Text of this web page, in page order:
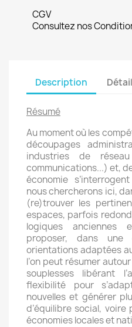
CGV
Consultez nos
Description
Résumé
Au moment où les
découpages
industries de
communications...) et,
économie
nous chercherons ici,
(re)trouver les
espaces, parfois
logiques
proposer, dans une
orientations adaptées
l’on peut résumer
souplesses libérant
flexibilité pour
nouvelles et générer
d’équilibre social, voire
économies locales et